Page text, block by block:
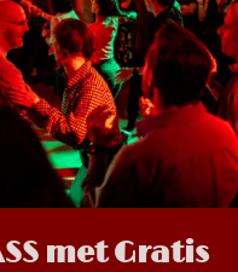
met Gratis